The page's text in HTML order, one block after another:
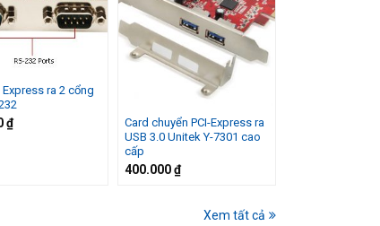
Express ra 2 cổng
₫
Card chuyển PCI-Express ra
USB 3.0 Unitek Y-7301 cao
cấp
400.000₫
Xem tất cả